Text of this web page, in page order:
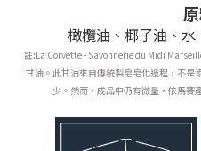
橄欖油 、椰子油 、 水
註:La Corvette - Savonnerie du Midi
甘油。 此甘油來自傳統製皂皂化過程，不是
少。然而，成品中仍有微量，依馬賽